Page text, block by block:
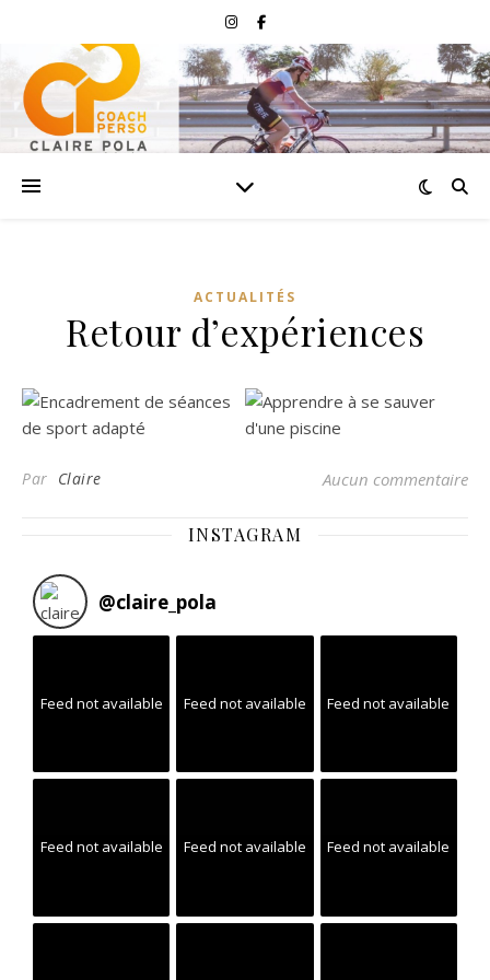
ACTUALITÉS
Retour d’expériences
Par Claire Aucun commentaire
INSTAGRAM
@claire_pola
Feed not available Feed not available Feed not available
Feed not available Feed not available Feed not available